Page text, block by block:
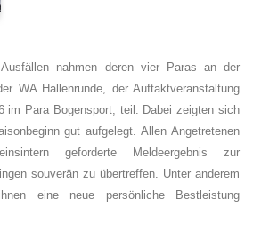
nahmen deren vier Paras an der
WA Hallenrunde, der Auftaktveranstaltung
im Para Bogensport, teil. Dabei zeigten sich
gut aufgelegt. Allen Angetretenen
geforderte Meldeergebnis zur
souverän zu übertreffen. Unter anderem
eine neue persönliche Bestleistung